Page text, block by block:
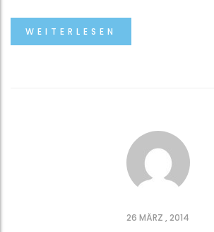
WEITERLESEN
26 MÄRZ , 2014